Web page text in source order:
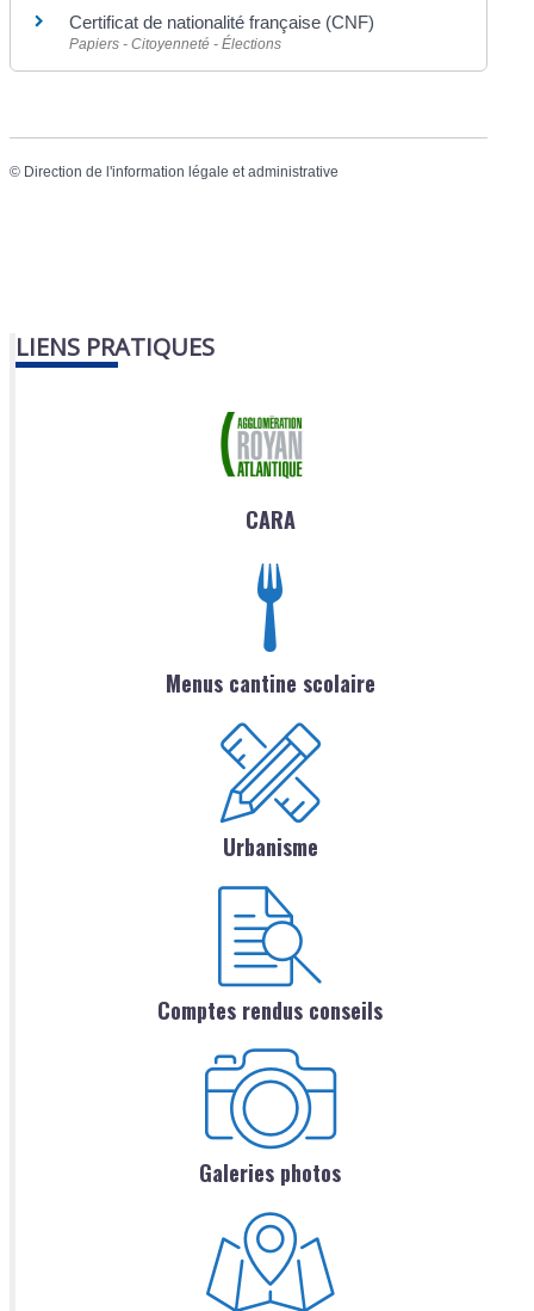
Certificat de nationalité française (CNF)
Papiers - Citoyenneté - Élections
© Direction de l'information légale et administrative
LIENS PRATIQUES
CARA
Menus cantine scolaire
Urbanisme
Comptes rendus conseils
Galeries photos